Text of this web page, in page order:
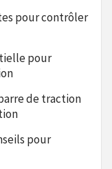
pour contrôler
pour
de traction
pour